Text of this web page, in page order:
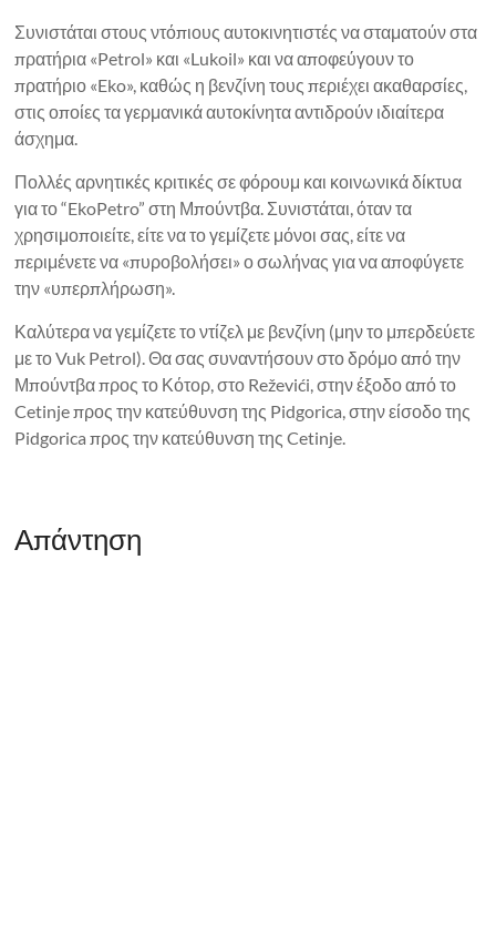
Συνιστάται στους ντόπιους αυτοκινητιστές να σταματούν στα
πρατήρια «Petrol» και «Lukoil» και να αποφεύγουν το
πρατήριο «Eko», καθώς η βενζίνη τους περιέχει ακαθαρσίες,
στις οποίες τα γερμανικά αυτοκίνητα αντιδρούν ιδιαίτερα
άσχημα.
Πολλές αρνητικές κριτικές σε φόρουμ και κοινωνικά δίκτυα
για το “EkoPetro” στη Μπούντβα. Συνιστάται, όταν τα
χρησιμοποιείτε, είτε να το γεμίζετε μόνοι σας, είτε να
περιμένετε να «πυροβολήσει» ο σωλήνας για να αποφύγετε
την «υπερπλήρωση».
Καλύτερα να γεμίζετε το ντίζελ με βενζίνη (μην το μπερδεύετε
με το Vuk Petrol). Θα σας συναντήσουν στο δρόμο από την
Μπούντβα προς το Κότορ, στο Reževići, στην έξοδο από το
Cetinje προς την κατεύθυνση της Pidgorica, στην είσοδο της
Pidgorica προς την κατεύθυνση της Cetinje.
Απάντηση